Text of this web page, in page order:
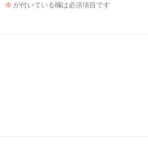
※ が付いている欄は必須項目です